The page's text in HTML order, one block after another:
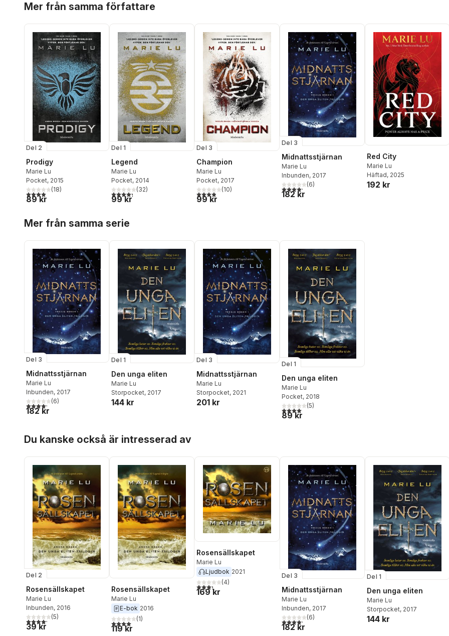
Mer från samma författare
Del 2
Prodigy
Marie Lu
Pocket, 2015
4,0utav 5 stjärnor. Totalt antal röster:
(18)
89 kr
Del 1
Legend
Marie Lu
Pocket, 2014
4,3utav 5 stjärnor. Totalt antal röster:
(32)
99 kr
Del 3
Champion
Marie Lu
Pocket, 2017
3,9utav 5 stjärnor. Totalt antal röster:
(10)
99 kr
Del 3
Midnattsstjärnan
Marie Lu
Inbunden, 2017
4,2utav 5 stjärnor. Totalt antal röster:
(6)
182 kr
Red City
Marie Lu
Häftad, 2025
192 kr
Mer från samma serie
Del 3
Midnattsstjärnan
Marie Lu
Inbunden, 2017
4,2utav 5 stjärnor. Totalt antal röster:
(6)
182 kr
Del 1
Den unga eliten
Marie Lu
Storpocket, 2017
144 kr
Del 3
Midnattsstjärnan
Marie Lu
Storpocket, 2021
201 kr
Del 1
Den unga eliten
Marie Lu
Pocket, 2018
4,0utav 5 stjärnor. Totalt antal röster:
(5)
89 kr
Du kanske också är intresserad av
Del 2
Rosensällskapet
Marie Lu
Inbunden, 2016
4,2utav 5 stjärnor. Totalt antal röster:
(5)
39 kr
Rosensällskapet
Marie Lu
E-bok 2016
4,0utav 5 stjärnor. Totalt antal röster:
(1)
119 kr
Rosensällskapet
Marie Lu
Ljudbok 2021
3,3utav 5 stjärnor. Totalt antal röster:
(4)
169 kr
Del 3
Midnattsstjärnan
Marie Lu
Inbunden, 2017
4,2utav 5 stjärnor. Totalt antal röster:
(6)
182 kr
Del 1
Den unga eliten
Marie Lu
Storpocket, 2017
144 kr